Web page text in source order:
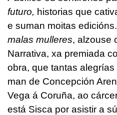
futuro, historias que
e suman moitas
malas mulleres, alzouse
Narrativa, xa premiada
obra, que tantas
man de Concepción
Vega á Coruña, ao
está Sisca por asistir a